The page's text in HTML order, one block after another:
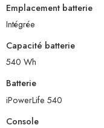
Emplacement batterie
Intégrée
Capacité batterie
540 Wh
Batterie
iPowerLife 540
Console